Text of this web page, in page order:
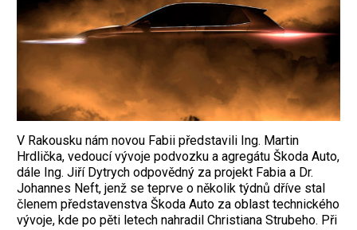
V Rakousku nám novou Fabii představili Ing. Martin
Hrdlička, vedoucí vývoje podvozku a agregátu Škoda Auto,
dále Ing. Jiří Dytrych odpovědný za projekt Fabia a Dr.
Johannes Neft, jenž se teprve o několik týdnů dříve stal
členem představenstva Škoda Auto za oblast technického
vývoje, kde po pěti letech nahradil Christiana Strubeho. Při